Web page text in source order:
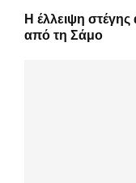
Η έλλειψη στέγης
από τη Σάμο